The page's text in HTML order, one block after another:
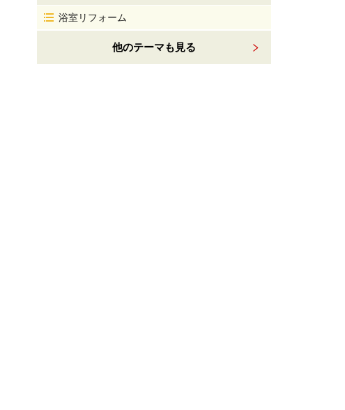
浴室リフォーム
他のテーマも見る